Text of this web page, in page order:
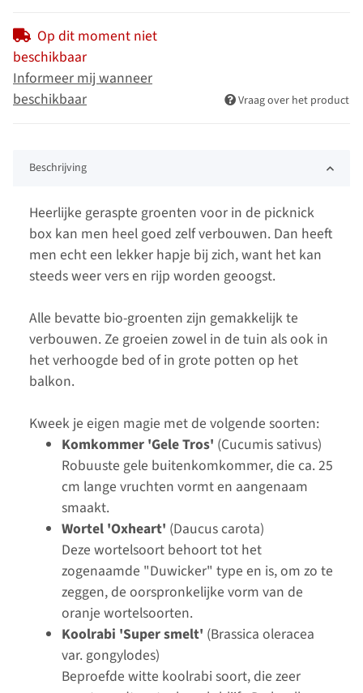
Op dit moment niet
beschikbaar
Informeer mij wanneer
beschikbaar
Vraag over het product
Beschrijving
Heerlijke geraspte groenten voor in de picknick
box kan men heel goed zelf verbouwen. Dan heeft
men echt een lekker hapje bij zich, want het kan
steeds weer vers en rijp worden geoogst.
Alle bevatte bio-groenten zijn gemakkelijk te
verbouwen. Ze groeien zowel in de tuin als ook in
het verhoogde bed of in grote potten op het
balkon.
Kweek je eigen magie met de volgende soorten:
Komkommer 'Gele Tros' (Cucumis sativus)
Robuuste gele buitenkomkommer, die ca. 25
cm lange vruchten vormt en aangenaam
smaakt.
Wortel 'Oxheart' (Daucus carota)
Deze wortelsoort behoort tot het
zogenaamde "Duwicker" type en is, om zo te
zeggen, de oorspronkelijke vorm van de
oranje wortelsoorten.
Koolrabi 'Super smelt' (Brassica oleracea
var. gongylodes)
Beproefde witte koolrabi soort, die zeer